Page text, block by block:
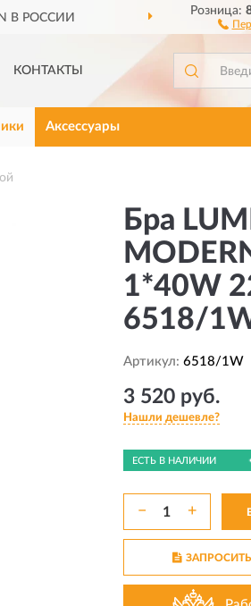
В РОССИИ
Розница:
КОНТАКТЫ
Аксессуары
Бра
1*40W
6518/
Артикул: 6518/1W
3 520 руб.
Нашли дешевле?
ЕСТЬ В НАЛИЧИИ
− +